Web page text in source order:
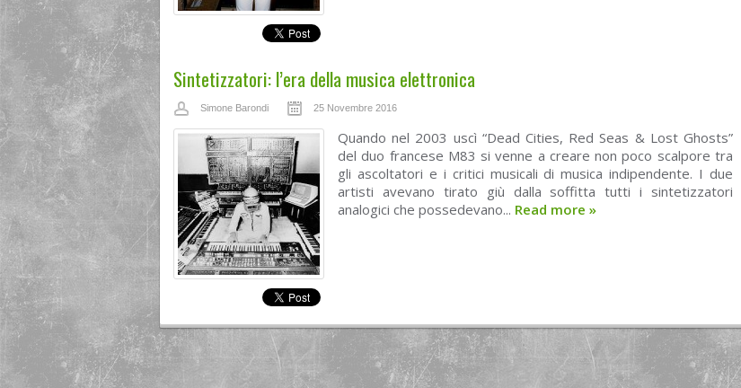
Sintetizzatori: l’era della musica elettronica
Simone Barondi 25 Novembre 2016
Quando nel 2003 uscì “Dead Cities, Red Seas & Lost Ghosts”
del duo francese M83 si venne a creare non poco scalpore tra
gli ascoltatori e i critici musicali di musica indipendente. I due
artisti avevano tirato giù dalla soffitta tutti i sintetizzatori
analogici che possedevano... Read more »